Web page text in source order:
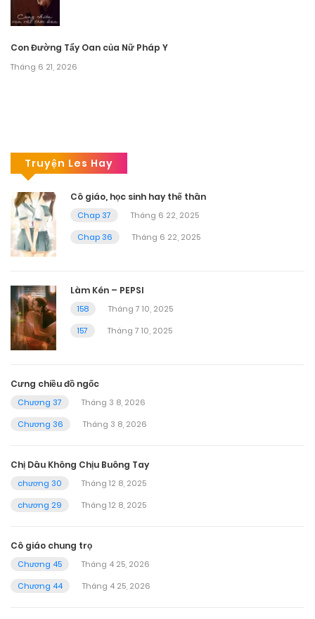
Con Đường Tẩy Oan của Nữ Pháp Y
Tháng 6 21, 2026
Truyện Les Hay
Cô giáo, học sinh hay thế thân
Chap 37
Tháng 6 22, 2025
Chap 36
Tháng 6 22, 2025
Làm Kén – PEPSI
158
Tháng 7 10, 2025
157
Tháng 7 10, 2025
Cưng chiều đồ ngốc
Chương 37
Tháng 3 8, 2026
Chương 36
Tháng 3 8, 2026
Chị Dâu Không Chịu Buông Tay
chương 30
Tháng 12 8, 2025
chương 29
Tháng 12 8, 2025
Cô giáo chung trọ
Chương 45
Tháng 4 25, 2026
Chương 44
Tháng 4 25, 2026